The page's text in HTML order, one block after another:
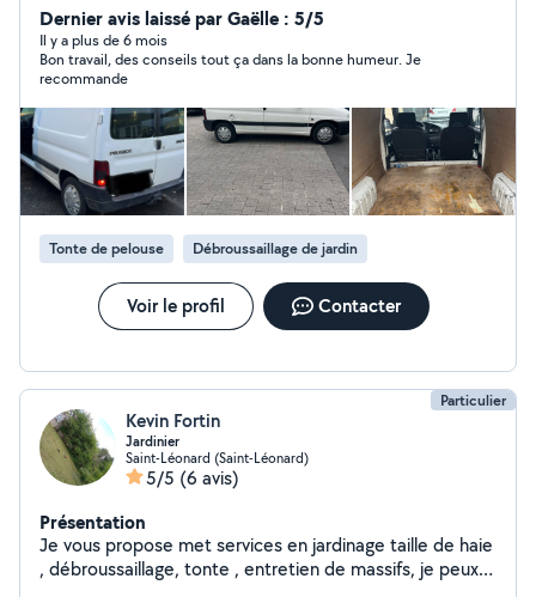
Dernier avis laissé par Gaëlle : 5/5
Il y a plus de 6 mois
Bon travail, des conseils tout ça dans la bonne humeur. Je
recommande
Tonte de pelouse Débroussaillage de jardin
Voir le profil Contacter
Particulier
Kevin Fortin
Jardinier
Saint-Léonard (Saint-Léonard)
5/5 (6 avis)
Présentation
Je vous propose met services en jardinage taille de haie
, débroussaillage, tonte , entretien de massifs, je peux